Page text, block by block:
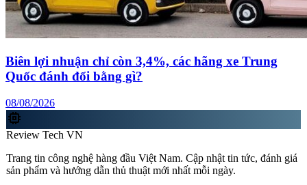
Biên lợi nhuận chỉ còn 3,4%, các hãng xe Trung
Quốc đánh đổi bằng gì?
08/08/2026
memory
Review Tech VN
Trang tin công nghệ hàng đầu Việt Nam. Cập nhật tin tức, đánh giá
sản phẩm và hướng dẫn thủ thuật mới nhất mỗi ngày.